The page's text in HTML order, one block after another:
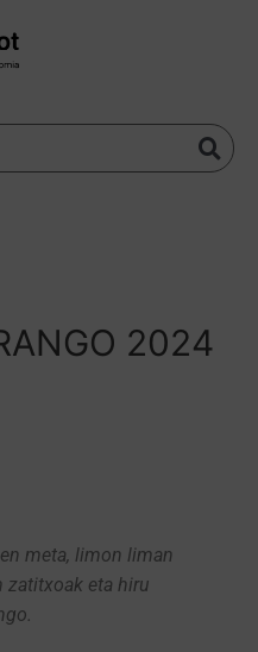
2024
meta, limon liman
zatitxoak eta hiru